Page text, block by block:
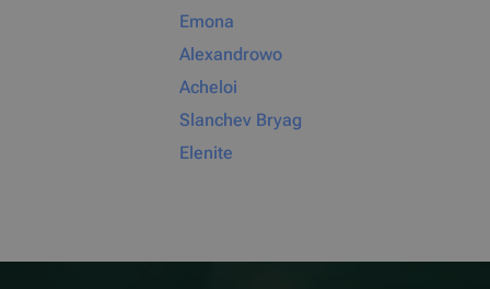
Emona
Alexandrowo
Acheloi
Slanchev Bryag
Elenite